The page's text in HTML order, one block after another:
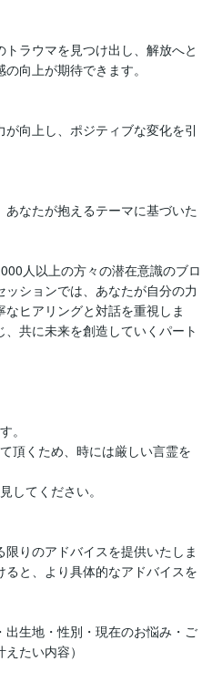
ラウマを見つけ出し、解放へと
向上が期待できます。
向上し、ポジティブな変化を引
なたが抱えるテーマに基づいた
人以上の方々の潜在意識のブロ
ションでは、あなたが自分の力
ヒアリングと対話を重視しま
共に未来を創造していくパート
。
頂くため、時には厳しい言霊を
してください。
りのアドバイスを提供いたしま
と、より具体的なアドバイスを
出生地・性別・現在のお悩み・ご
たい内容）